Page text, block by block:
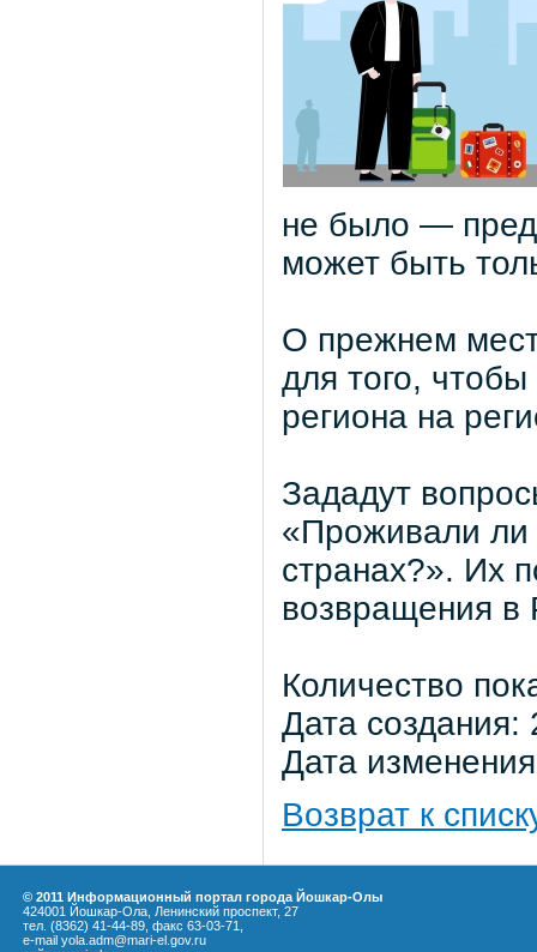
не было —
может быть
О прежнем
для того,
региона на
Зададут
«Проживали ли
странах?». Их
возвращения в
Количество
Дата
Дата
Возврат к
© 2011 Информационный портал города Йошкар-Олы
424001 Йошкар-Ола, Ленинский проспект, 27
тел. (8362) 41-44-89, факс 63-03-71,
e-mail yola.adm@mari-el.gov.ru